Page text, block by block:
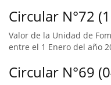
Circular N°72
Valor de la Unidad de
entre el 1 Enero del año
Circular N°69